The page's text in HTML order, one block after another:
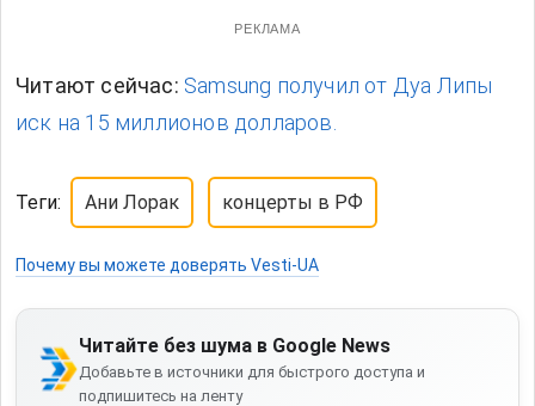
РЕКЛАМА
Читают сейчас: Samsung получил от Дуа Липы
иск на 15 миллионов долларов.
Теги: Ани Лорак концерты в РФ
Почему вы можете доверять Vesti-UA
Читайте без шума в Google News
Добавьте в источники для быстрого доступа и
подпишитесь на ленту